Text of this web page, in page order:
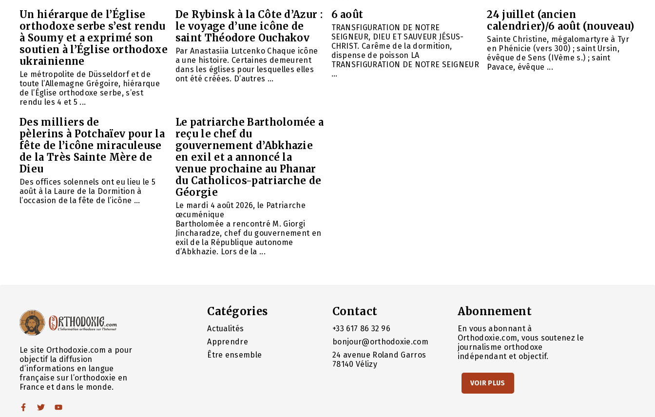
Un hiérarque de l’Église
orthodoxe serbe s’est rendu
à Soumy et a exprimé son
soutien à l’Église orthodoxe
ukrainienne
Le métropolite de Düsseldorf et de
toute l’Allemagne Grégoire, hiérarque
de l’Église orthodoxe serbe, s’est
rendu les 4 et 5 ...
De Rybinsk à la Côte d’Azur :
le voyage d’une icône de
saint Théodore Ouchakov
Par Anastasiia Lutcenko Chaque icône
a une histoire. Certaines demeurent
dans les églises pour lesquelles elles
ont été créées. D’autres ...
6 août
TRANSFIGURATION DE NOTRE
SEIGNEUR, DIEU ET SAUVEUR JÉSUS-
CHRIST. Carême de la dormition,
dispense de poisson LA
TRANSFIGURATION DE NOTRE SEIGNEUR
...
24 juillet (ancien
calendrier)/6 août (nouveau)
Sainte Christine, mégalomartyre à Tyr
en Phénicie (vers 300) ; saint Ursin,
évêque de Sens (IVème s.) ; saint
Pavace, évêque ...
Des milliers de
pèlerins à Potchaïev pour la
fête de l’icône miraculeuse
de la Très Sainte Mère de
Dieu
Des offices solennels ont eu lieu le 5
août à la Laure de la Dormition à
l’occasion de la fête de l’icône ...
Le patriarche Bartholomée a
reçu le chef du
gouvernement d’Abkhazie
en exil et a annoncé la
venue prochaine au Phanar
du Catholicos-patriarche de
Géorgie
Le mardi 4 août 2026, le Patriarche
œcuménique
Bartholomée a rencontré M. Giorgi
Jincharadze, chef du gouvernement en
exil de la République autonome
d’Abkhazie. Lors de la ...
Le site Orthodoxie.com a pour
objectif la diffusion
d’informations en langue
française sur l’orthodoxie en
France et dans le monde.
Catégories
Actualités
Apprendre
Être ensemble
Contact
+33 617 86 32 96
bonjour@orthodoxie.com
24 avenue Roland Garros
78140 Vélizy
Abonnement
En vous abonnant à
Orthodoxie.com, vous soutenez le
journalisme orthodoxe
indépendant et objectif.
VOIR PLUS